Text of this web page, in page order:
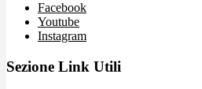
Facebook
Youtube
Instagram
Sezione Link Utili